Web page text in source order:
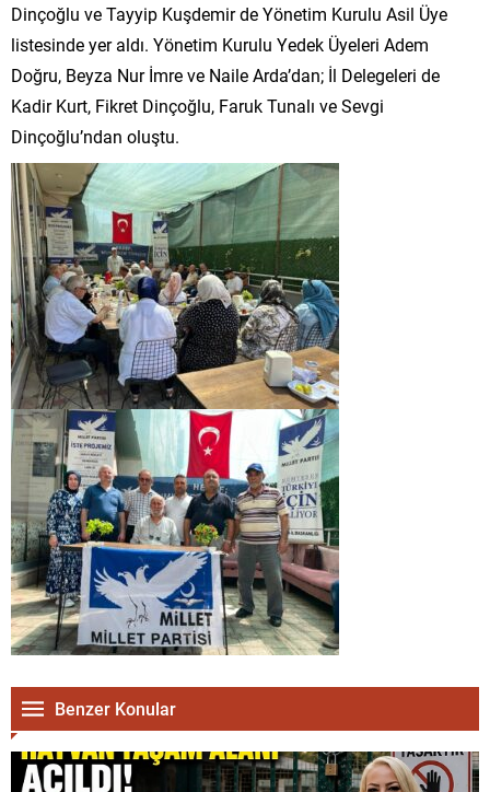
Dinçoğlu ve Tayyip Kuşdemir de Yönetim Kurulu Asil Üye
listesinde yer aldı. Yönetim Kurulu Yedek Üyeleri Adem
Doğru, Beyza Nur İmre ve Naile Arda’dan; İl Delegeleri de
Kadir Kurt, Fikret Dinçoğlu, Faruk Tunalı ve Sevgi
Dinçoğlu’ndan oluştu.
Benzer Konular